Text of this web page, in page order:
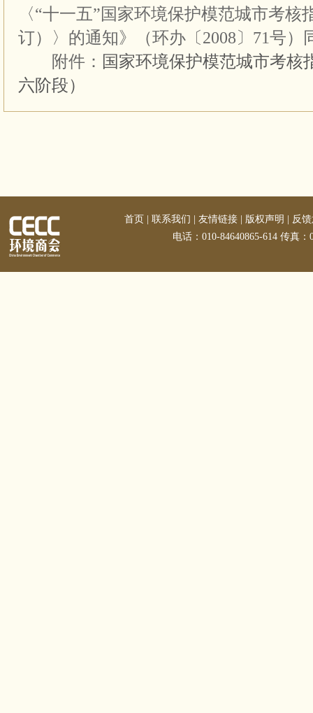
〈“十一五”国家环境保护模范城市考
订）〉的通知》（环办〔2008〕71号）
附件： 国家环境保护模范城市考核
六阶段）
首页 联系我们 友情链接 版权声明
反
电话：010-84640865-614 传真